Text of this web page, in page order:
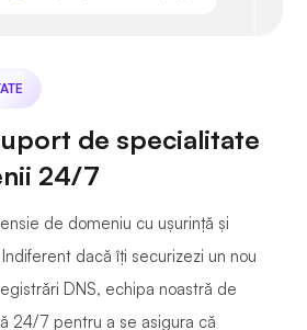
de specialitate
24/7
de domeniu cu ușurință și
dacă îți securizezi un nou
DNS, echipa noastră de
24/7 pentru a se asigura că